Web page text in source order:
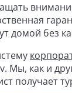
домой без
Мы, как и
получает